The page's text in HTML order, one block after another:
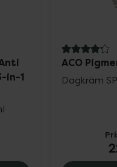
in-1
4.2 av 5 i
ACO
Dagkräm